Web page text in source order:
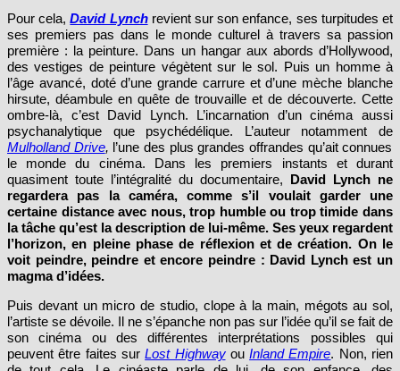
ses premiers pas dans le monde culturel à travers sa passion
première : la peinture. Dans un hangar aux abords d’Hollywood,
des vestiges de peinture végètent sur le sol. Puis un homme à
l’âge avancé, doté d’une grande carrure et d’une mèche blanche
hirsute, déambule en quête de trouvaille et de découverte. Cette
ombre-là, c’est David Lynch. L’incarnation d’un cinéma aussi
psychanalytique que psychédélique. L’auteur notamment de
Mulholland Drive
l’une des plus grandes offrandes qu’ait connues
le monde du cinéma. Dans les premiers instants et durant
quasiment toute l’intégralité du documentaire,David Lynch ne
regardera pas la caméra, comme s’il voulait garder une
certaine distance avec nous, trop humble ou trop timide dans
la tâche qu’est la description de lui-même. Ses yeux regardent
l’horizon, en pleine phase de réflexion et de création. On le
voit peindre, peindre et encore peindre : David Lynch est un
magma d’idées.
Puis devant un micro de studio, clope à la main, mégots au sol,
l’artiste se dévoile. Il ne s’épanche non pas sur l’idée qu’il se fait de
son cinéma ou des différentes interprétations possibles qui
peuvent être faites sur
Lost HighwayouInland Empire. Non, rien
de tout cela. Le cinéaste parle de lui, de son enfance, des